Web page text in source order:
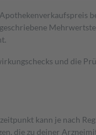
und die
kann je nach
die zu deiner